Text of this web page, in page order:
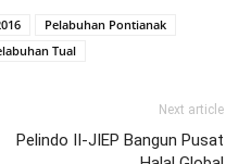
Pelabuhan Pontianak
Tual
Next article
Pelindo II-JIEP Bangun Pusat